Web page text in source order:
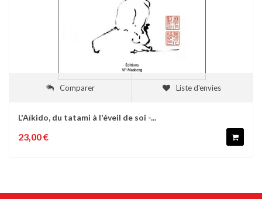
Comparer Liste d'envies
L'Aïkido, du tatami à l'éveil de soi -...
23,00 €